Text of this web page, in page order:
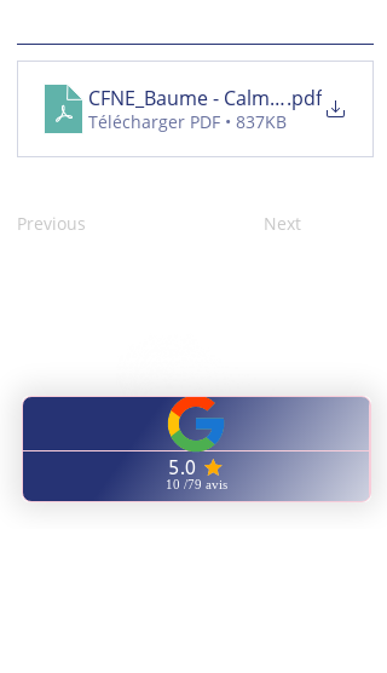
CFNE_Baume - Calmant Piqûres
.pdf
Télécharger PDF • 837KB
Previous Next
CENTRE FORMATION